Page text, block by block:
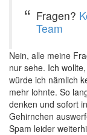
Fragen?
Team
Nein, alle meine
nur sehe. Ich
würde ich nämlich
mehr lohnte. So
denken und sofort
Gehirnchen
Spam leider